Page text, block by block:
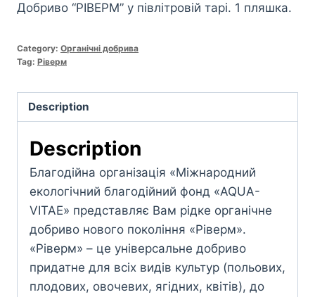
Добриво “РІВЕРМ” у півлітровій тарі. 1 пляшка.
Category: Органічні добрива
Tag: Ріверм
Description
Description
Благодійна організація «Міжнародний
екологічний благодійний фонд «AQUA-
VITAE» представляє Вам рідке органічне
добриво нового покоління «Ріверм».
«Ріверм» – це універсальне добриво
придатне для всіх видів культур (польових,
плодових, овочевих, ягідних, квітів), до